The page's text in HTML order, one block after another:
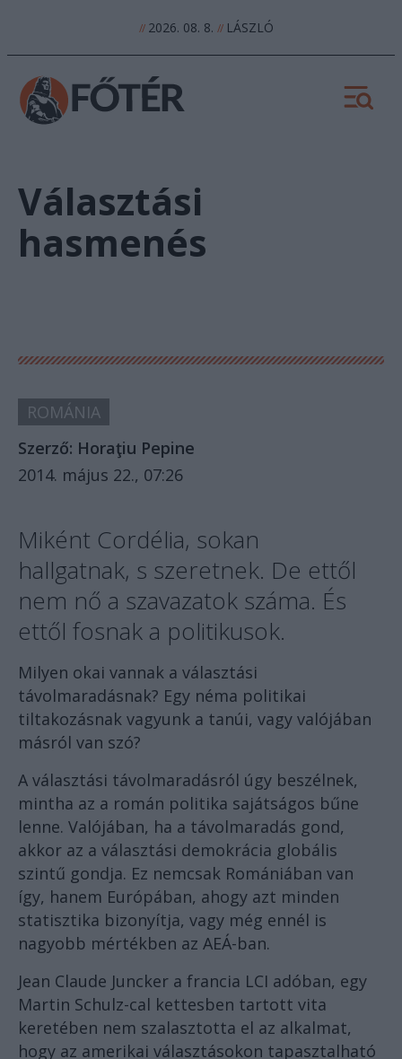
//2026. 08. 8. //LÁSZLÓ
Választási
hasmenés
ROMÁNIA
Szerző: Horaţiu Pepine
2014. május 22., 07:26
Miként Cordélia, sokan
hallgatnak, s szeretnek. De ettől
nem nő a szavazatok száma. És
ettől fosnak a politikusok.
Milyen okai vannak a választási
távolmaradásnak? Egy néma politikai
tiltakozásnak vagyunk a tanúi, vagy valójában
másról van szó?
A választási távolmaradásról úgy beszélnek,
mintha az a román politika sajátságos bűne
lenne. Valójában, ha a távolmaradás gond,
akkor az a választási demokrácia globális
szintű gondja. Ez nemcsak Romániában van
így, hanem Európában, ahogy azt minden
statisztika bizonyítja, vagy még ennél is
nagyobb mértékben az AEÁ-ban.
Jean Claude Juncker a francia LCI adóban, egy
Martin Schulz-cal kettesben tartott vita
keretében nem szalasztotta el az alkalmat,
hogy az amerikai választásokon tapasztalható